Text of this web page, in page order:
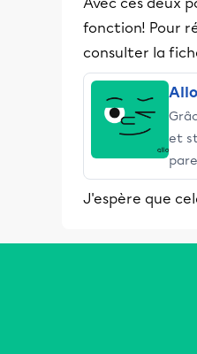
fonction! Pour
consulter la
et
J'espère que